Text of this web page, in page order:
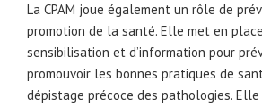
La CPAM joue également un rôle de
promotion de la santé. Elle met en
sensibilisation et d’information pour
promouvoir les bonnes pratiques de
dépistage précoce des pathologies.